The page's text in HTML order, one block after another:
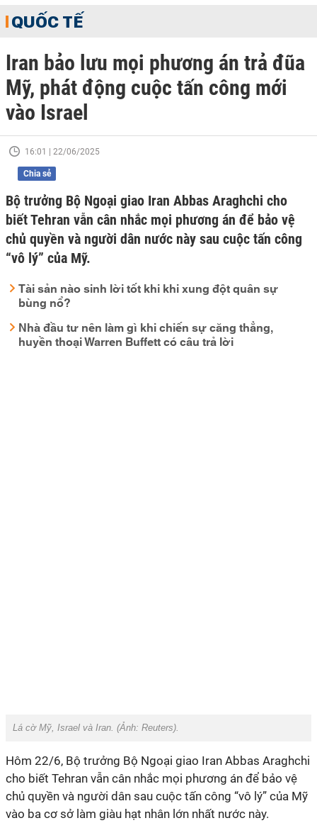
QUỐC TẾ
Iran bảo lưu mọi phương án trả đũa
Mỹ, phát động cuộc tấn công mới
vào Israel
16:01 | 22/06/2025
Chia sẻ
Bộ trưởng Bộ Ngoại giao Iran Abbas Araghchi cho
biết Tehran vẫn cân nhắc mọi phương án để bảo vệ
chủ quyền và người dân nước này sau cuộc tấn công
“vô lý” của Mỹ.
Tài sản nào sinh lời tốt khi khi xung đột quân sự
bùng nổ?
Nhà đầu tư nên làm gì khi chiến sự căng thẳng,
huyền thoại Warren Buffett có câu trả lời
Lá cờ Mỹ, Israel và Iran. (Ảnh: Reuters).
Hôm 22/6, Bộ trưởng Bộ Ngoại giao Iran Abbas Araghchi
cho biết Tehran vẫn cân nhắc mọi phương án để bảo vệ
chủ quyền và người dân sau cuộc tấn công “vô lý” của Mỹ
vào ba cơ sở làm giàu hạt nhân lớn nhất nước này.